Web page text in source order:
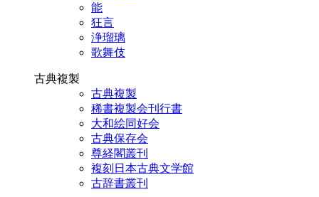
能
狂言
浄瑠璃
歌舞伎
古典複製
古典複製
稀書複製会刊行書
大和絵同好会
古典保存会
尊経閣叢刊
複刻日本古典文学館
古辞書叢刊